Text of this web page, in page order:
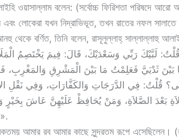
ওয়াসাল্লাম বলেন: (সর্বোচ্চ ফিরিশতা পরিষদে আরো
এবং লোকেরা যখন নিদ্রাভিভূত, তখন রাতের নফল
থেকে বর্ণিত, তিনি বলেন, রাসূলুল্লাহ্ সাল্লাল্লাহু
بَيْنَ ثَدْيَيَّ فَعَلِمْتُ مَا بَيْنَ الْمَشْرِقِ وَالمَغْرِبِ،
قُلْتُ: فِي الدَّرَجَاتِ وَالكَفَّارَاتِ، وَفِي نَقْلِ
بَعْدَ الصَّلاَةِ، وَمَنْ يُحَافِظْ عَلَيْهِنَّ عَاشَ
ذُنُوبِهِ كَيَوْمِ وَلَدَتْهُ أُمُّهُ».
আমার রব আমার কাছে সুন্দরতম রূপে এসেছিলেন।